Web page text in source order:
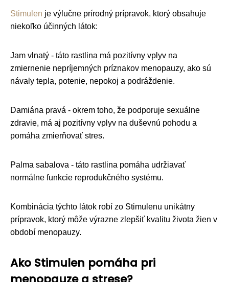
Stimulen je výlučne prírodný prípravok, ktorý obsahuje
niekoľko účinných látok:
Jam vlnatý - táto rastlina má pozitívny vplyv na
zmiernenie nepríjemných príznakov menopauzy, ako sú
návaly tepla, potenie, nepokoj a podráždenie.
Damiána pravá - okrem toho, že podporuje sexuálne
zdravie, má aj pozitívny vplyv na duševnú pohodu a
pomáha zmierňovať stres.
Palma sabalova - táto rastlina pomáha udržiavať
normálne funkcie reprodukčného systému.
Kombinácia týchto látok robí zo Stimulenu unikátny
prípravok, ktorý môže výrazne zlepšiť kvalitu života žien v
období menopauzy.
Ako Stimulen pomáha pri